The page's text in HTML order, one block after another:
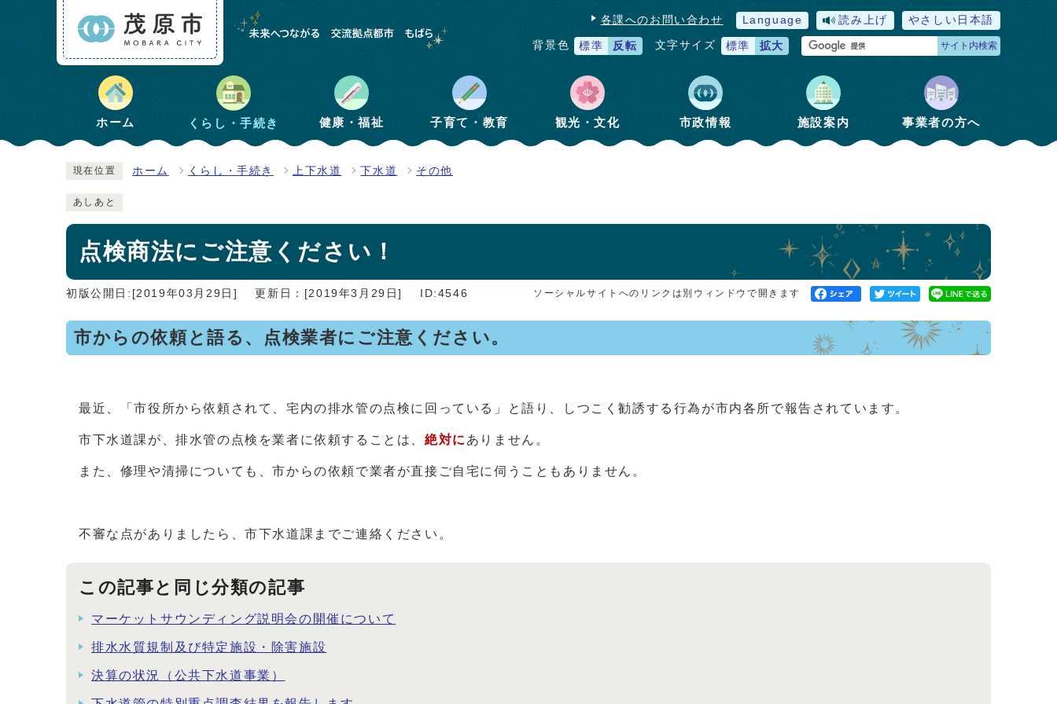
各課へのお問い合わせ Language 読み上げ やさしい日本語
背景色 標準 反転 文字サイズ 標準 拡大 サイト内検索
ホーム くらし・手続き 健康・福祉 子育て・教育 観光・文化 市政情報 施設案内 事業者の方へ
現在位置 ホーム くらし・手続き 上下水道 下水道 その他
あしあと
点検商法にご注意ください！
初版公開日:[2019年03月29日] 更新日：[2019年3月29日] ID:4546 ソーシャルサイトへのリンクは別ウィンドウで開きます
市からの依頼と語る、点検業者にご注意ください。
最近、「市役所から依頼されて、宅内の排水管の点検に回っている」と語り、しつこく勧誘する行為が市内各所で報告されています。
市下水道課が、排水管の点検を業者に依頼することは、絶対に ありません。
また、修理や清掃についても、市からの依頼で業者が直接ご自宅に伺うこともありません。
不審な点がありましたら、市下水道課までご連絡ください。
この記事と同じ分類の記事
マーケットサウンディング説明会の開催について
排水水質規制及び特定施設・除害施設
決算の状況（公共下水道事業）